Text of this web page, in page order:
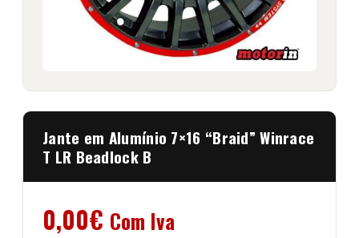
Jante em Alumínio 7×16 “Braid” Winrace
T LR Beadlock B
0,00€ Com Iva